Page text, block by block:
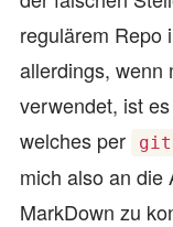
regulärem Repo
allerdings, wenn
verwendet, ist
welches per
git
mich also an die
MarkDown zu